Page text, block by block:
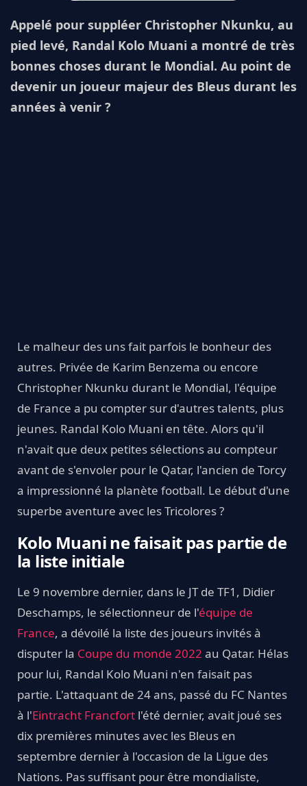
Appelé pour suppléer Christopher Nkunku, au
pied levé, Randal Kolo Muani a montré de très
bonnes choses durant le Mondial. Au point de
devenir un joueur majeur des Bleus durant les
années à venir ?
Le malheur des uns fait parfois le bonheur des
autres. Privée de Karim Benzema ou encore
Christopher Nkunku durant le Mondial, l'équipe
de France a pu compter sur d'autres talents, plus
jeunes. Randal Kolo Muani en tête. Alors qu'il
n'avait que deux petites sélections au compteur
avant de s'envoler pour le Qatar, l'ancien de Torcy
a impressionné la planète football. Le début d'une
superbe aventure avec les Tricolores ?
Kolo Muani ne faisait pas partie de
la liste initiale
Le 9 novembre dernier, dans le JT de TF1, Didier
Deschamps, le sélectionneur de l'équipe de
France, a dévoilé la liste des joueurs invités à
disputer la Coupe du monde 2022 au Qatar. Hélas
pour lui, Randal Kolo Muani n'en faisait pas
partie. L'attaquant de 24 ans, passé du FC Nantes
à l'Eintracht Francfort l'été dernier, avait joué ses
dix premières minutes avec les Bleus en
septembre dernier à l'occasion de la Ligue des
Nations. Pas suffisant pour être mondialiste,